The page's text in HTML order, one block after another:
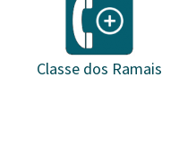
Classe dos Ramais